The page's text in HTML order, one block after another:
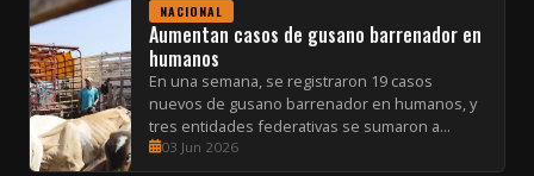
NACIONAL
Aumentan casos de gusano barrenador en
humanos
En una semana, se registraron 19 casos
nuevos de gusano barrenador en humanos, y
tres entidades federativas se sumaron a...
03 Jun 2026